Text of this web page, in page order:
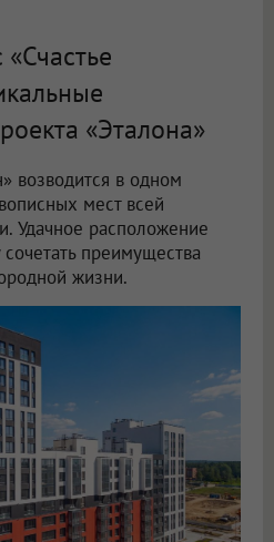
«Эталона»
возводится в одном
мест всей
Удачное расположение
преимущества
жизни.